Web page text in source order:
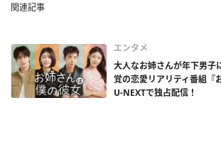
関連記事
エンタメ
大人なお姉さんが年下男
覚の恋愛リアリティ番組『
U-NEXTで独占配信！